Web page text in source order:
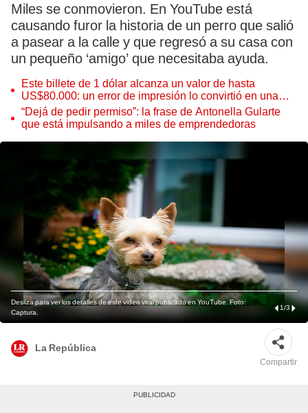
Miles se conmovieron. En YouTube está
causando furor la historia de un perro que salió
a pasear a la calle y que regresó a su casa con
un pequeño ‘amigo’ que necesitaba ayuda.
Este billete de 1 dólar alcanza un valor de hasta
US$80.000: un error de impresión lo convirtió en una
pieza única que hoy buscan coleccionistas de todo el
mundo
“Dejá de pedir permiso”: la frase de Antonella Gularte
que está impulsando a miles de emprendedoras
Desliza para ver los detalles de este video viral publicado en YouTube. Foto:
Captura.
1/3
La República
Compartir